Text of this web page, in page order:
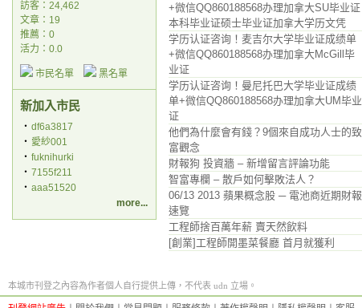
訪客：24,462
文章：19
推薦： 0
活力：0.0
市民名單 黑名單
新加入市民
‧ df6a3817
‧ 愛紗001
‧ fuknihurki
‧ 7155f211
‧ aaa51520
more...
+微信QQ860188568办理加拿大SU毕业证
本科毕业证硕士毕业证加拿大学历文凭
学历认证咨询！麦吉尔大学毕业证成绩单
+微信QQ860188568办理加拿大McGill毕
业证
学历认证咨询！曼尼托巴大学毕业证成绩
单+微信QQ860188568办理加拿大UM毕业
证
他們為什麼會有錢？9個來自成功人士的致
富觀念
財報狗 投資牆 – 新增留言評論功能
智富專欄 – 散戶如何擊敗法人？
06/13 2013 蘋果概念股 ─ 電池商近期財報
速覽
工程師捨百萬年薪 賣天然飲料
[創業]工程師開墨菜餐廳 首月就獲利
本城市刊登之內容為作者個人自行提供上傳，不代表 udn 立場。